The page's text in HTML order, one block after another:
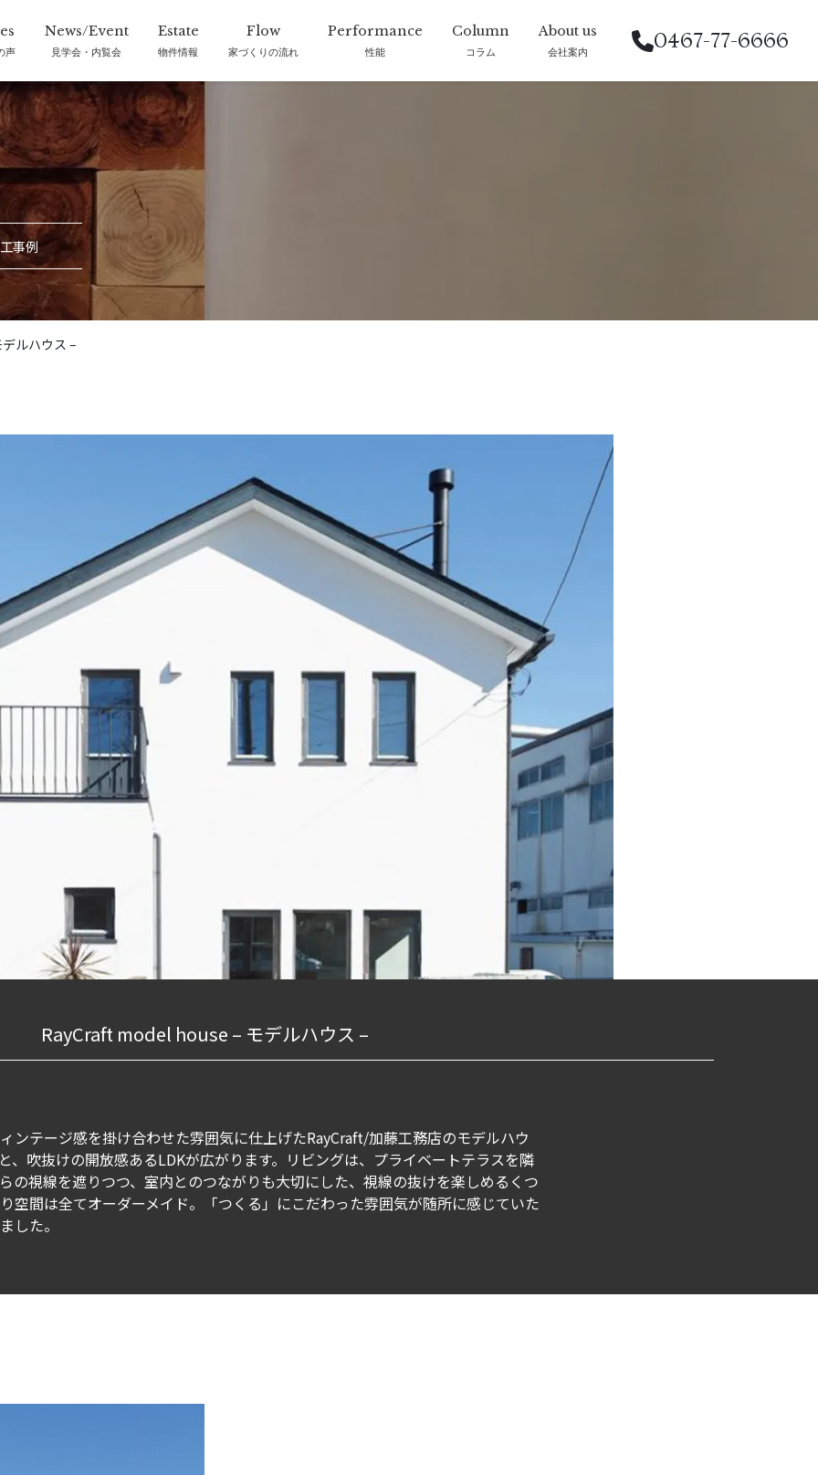
声 見学会・内覧会 物件情報 家づくりの流れ 性能 コラム 会社案内 0467-77-6666
事例
ルハウス –
RayCraft model house – モデルハウス –
ンテージ感を掛け合わせた雰囲気に仕上げたRayCraft/加藤工務店のモデルハウ
、吹抜けの開放感あるLDKが広がります。リビングは、プライベートテラスを隣
の視線を遮りつつ、室内とのつながりも大切にした、視線の抜けを楽しめるくつ
空間は全てオーダーメイド。「つくる」にこだわった雰囲気が随所に感じていた
した。